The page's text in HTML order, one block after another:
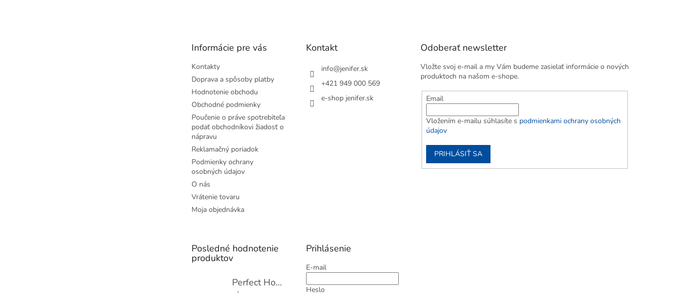
Informácie pre vás
Kontakty
Doprava a spôsoby platby
Hodnotenie obchodu
Obchodné podmienky
Poučenie o práve spotrebiteľa
podať obchodníkovi žiadosť o
nápravu
Reklamačný poriadok
Podmienky ochrany
osobných údajov
O nás
Vrátenie tovaru
Moja objednávka
Kontakt
info@jenifer.sk
+421 949 000 569
e-shop jenifer.sk
Odoberať newsletter
Vložte svoj e-mail a my Vám budeme zasielať informácie o nových
produktoch na našom e-shope.
Email
Vložením e-mailu súhlasíte s podmienkami ochrany osobných
údajov
PRIHLÁSIŤ SA
Posledné hodnotenie
produktov
Perfect Home Tĺčik na mäso so sekáčikom, 56893
Prihlásenie
E-mail
Heslo